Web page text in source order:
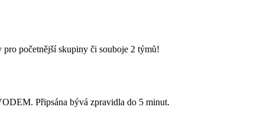
početnější skupiny či souboje 2 týmů!
Připsána bývá zpravidla do 5 minut.